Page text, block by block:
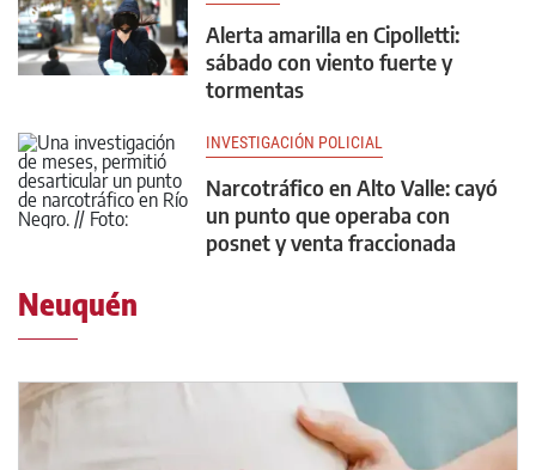
Alerta amarilla en Cipolletti:
sábado con viento fuerte y
tormentas
INVESTIGACIÓN POLICIAL
Narcotráfico en Alto Valle: cayó
un punto que operaba con
posnet y venta fraccionada
Neuquén